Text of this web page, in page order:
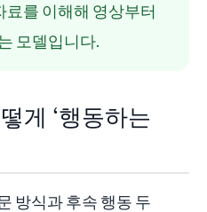
를 이해해 영상부터
모델입니다.
게 ‘행동하는
방식과 후속 행동 두